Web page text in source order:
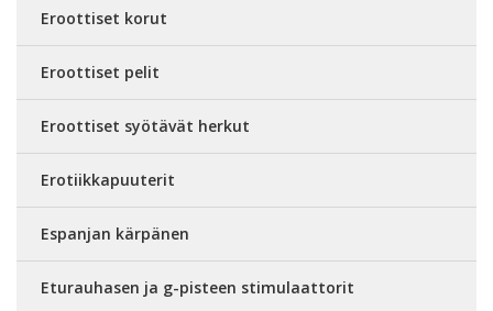
Eroottiset korut
Eroottiset pelit
Eroottiset syötävät herkut
Erotiikkapuuterit
Espanjan kärpänen
Eturauhasen ja g-pisteen stimulaattorit